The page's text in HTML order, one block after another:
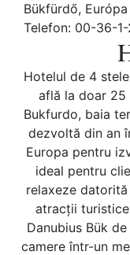
Bükfürdő, Európa
Telefon: 00-36-
Hotelul de 4
află la doar 25
Bukfurdo, baia
dezvoltă din an
Europa pentru
ideal pentru
relaxeze
atracţii
Danubius Bük
camere într-un